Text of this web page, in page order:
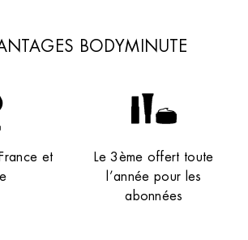
BODYMINUTE
et
Le 3ème offert toute
l’année pour les
abonnées